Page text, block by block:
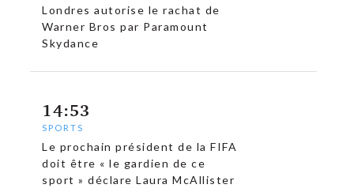
Londres autorise le rachat de
Warner Bros par Paramount
Skydance
14:53
SPORTS
Le prochain président de la FIFA
doit être « le gardien de ce
sport » déclare Laura McAllister